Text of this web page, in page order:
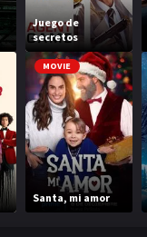
Juego de
secretos
MOVIE
Santa, mi amor